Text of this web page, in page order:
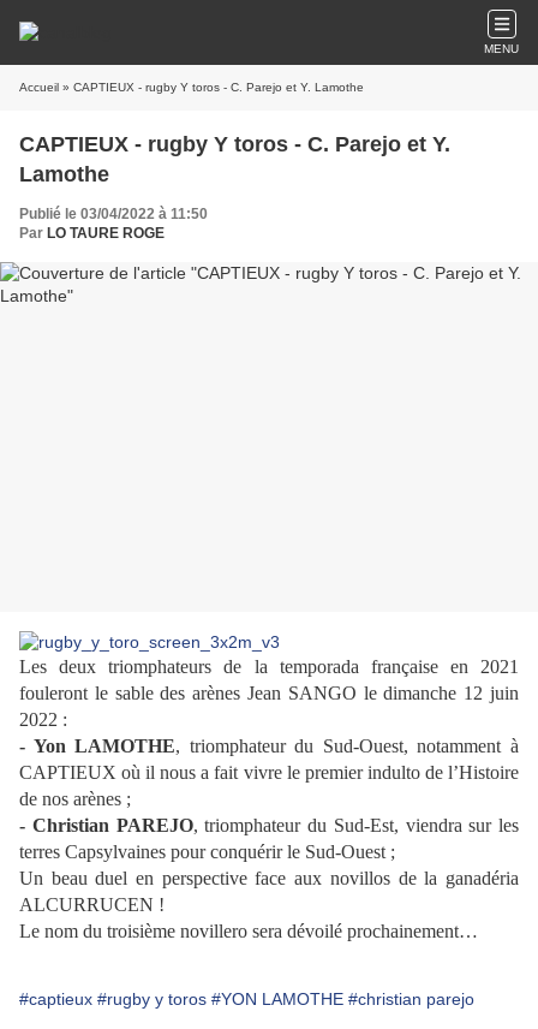
MENU
Accueil » CAPTIEUX - rugby Y toros - C. Parejo et Y. Lamothe
CAPTIEUX - rugby Y toros - C. Parejo et Y.
Lamothe
Publié le 03/04/2022 à 11:50
Par LO TAURE ROGE
Les deux triomphateurs de la temporada française en 2021
fouleront le sable des arènes Jean SANGO le dimanche 12 juin
2022​ :​
- Yon LAMOTHE, triomphateur du Sud-Ouest, notamment à
CAPTIEUX où il nous a fait vivre le premier indulto de l’Histoire
de nos arènes​ ;
- Christian PAREJO, triomphateur du Sud-Est, viendra sur les
terres Capsylvaines pour conquérir le Sud-Ouest​ ;​
Un beau duel en perspective face aux novillos de la ganadéria
ALCURRUCEN​ !​
Le nom du troisième novillero sera dévoilé prochainement…
#captieux #rugby y toros #YON LAMOTHE #christian parejo